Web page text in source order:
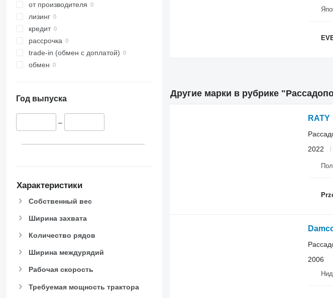
от производителя
лизинг
кредит
рассрочка
trade-in (обмен с доплатой)
обмен
Год выпуска
–
Характеристики
Собственный вес
Ширина захвата
Количество рядов
Ширина междурядий
Рабочая скорость
Требуемая мощность трактора
Другие марки в рубрике
RATY
2022
2006